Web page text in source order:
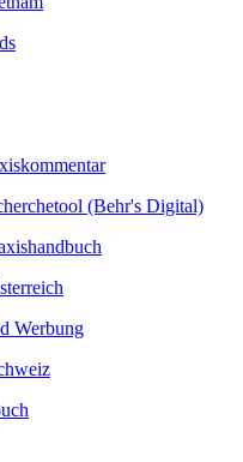
(Behr's Digital)
Werbung